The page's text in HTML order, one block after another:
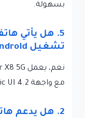
بسهولة.
تشغيل Android؟
مع واجهة Magic UI 4.2.